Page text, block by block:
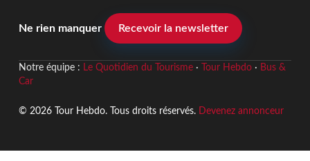
Ne rien manquer Recevoir la newsletter
Notre équipe : Le Quotidien du Tourisme· Tour Hebdo· Bus &
Car
© 2026 Tour Hebdo. Tous droits réservés. Devenez annonceur